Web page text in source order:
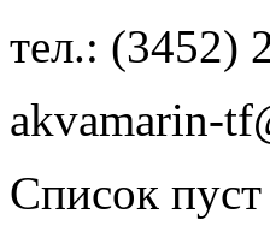
тел.: (3452)
akvamarin-
Список пуст